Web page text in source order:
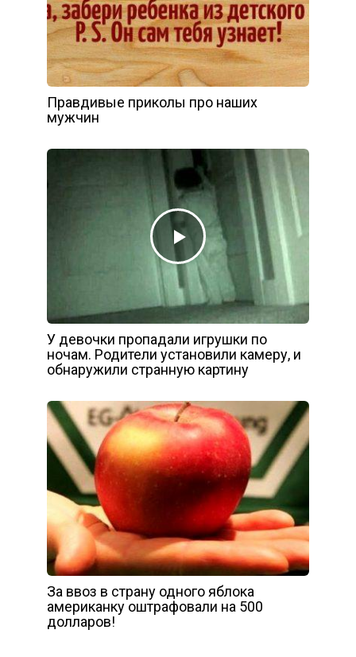
Правдивые приколы про наших
мужчин
У девочки пропадали игрушки по
ночам. Родители установили камеру, и
обнаружили странную картину
За ввоз в страну одного яблока
американку оштрафовали на 500
долларов!